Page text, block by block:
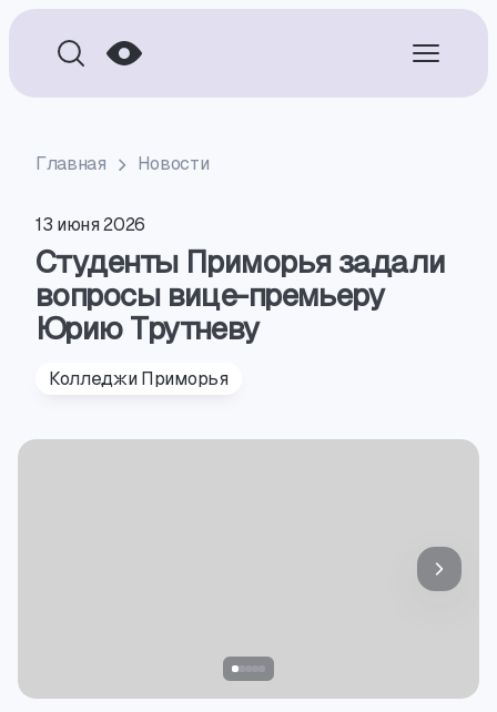
Главная Новости
13 июня 2026
Студенты Приморья задали
вопросы вице-премьеру
Юрию Трутневу
Колледжи Приморья